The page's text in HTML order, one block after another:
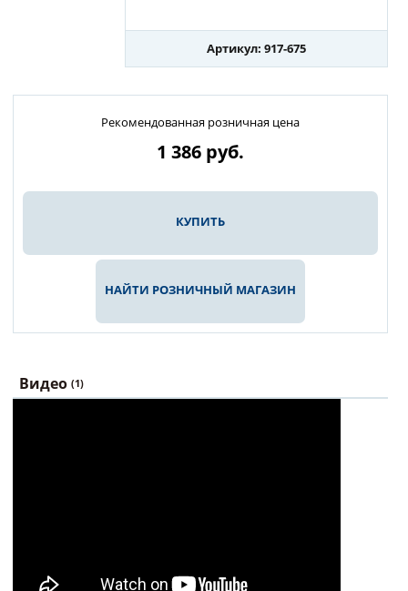
Артикул: 917-675
Рекомендованная розничная цена
1 386 руб.
КУПИТЬ
НАЙТИ РОЗНИЧНЫЙ МАГАЗИН
Видео (1)